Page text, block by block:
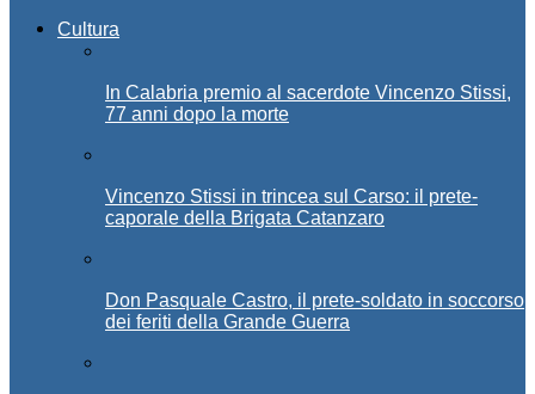
Cultura
In Calabria premio al sacerdote Vincenzo Stissi,
77 anni dopo la morte
Vincenzo Stissi in trincea sul Carso: il prete-
caporale della Brigata Catanzaro
Don Pasquale Castro, il prete-soldato in soccorso
dei feriti della Grande Guerra